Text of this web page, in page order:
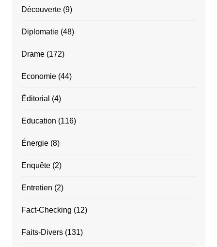
Découverte(9)
Diplomatie(48)
Drame(172)
Economie(44)
Éditorial (4)
Education (116)
Énergie(8)
Enquête(2)
Entretien (2)
Fact-Checking (12)
Faits-Divers(131)